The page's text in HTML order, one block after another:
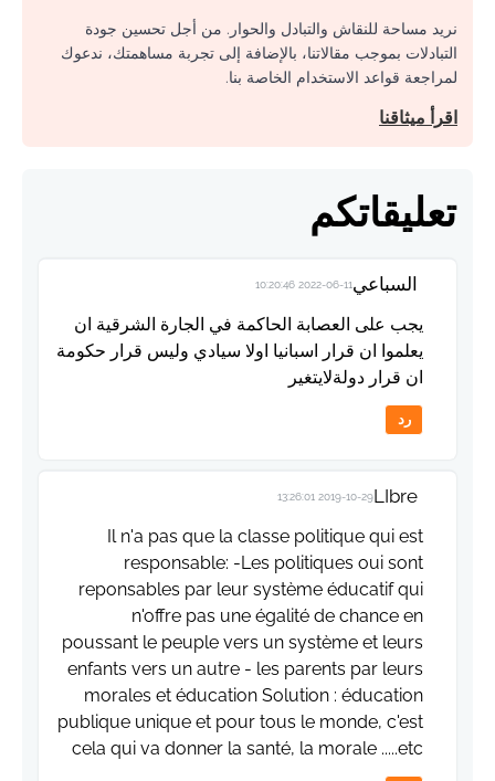
نريد مساحة للنقاش والتبادل والحوار. من أجل تحسين جودة
التبادلات بموجب مقالاتنا، بالإضافة إلى تجربة مساهمتك، ندعوك
لمراجعة قواعد الاستخدام الخاصة بنا.
اقرأ ميثاقنا
تعليقاتكم
السباعي2022-06-11 10:20:46
يجب على العصابة الحاكمة في الجارة الشرقية ان
يعلموا ان قرار اسبانيا اولا سيادي وليس قرار حكومة
ان قرار دولةلايتغير
رد
LIbre
2019-10-29 13:26:01
Il n'a pas que la classe politique qui est
responsable: -Les politiques oui sont
reponsables par leur système éducatif qui
n'offre pas une égalité de chance en
poussant le peuple vers un système et leurs
enfants vers un autre - les parents par leurs
morales et éducation Solution : éducation
publique unique et pour tous le monde, c'est
cela qui va donner la santé, la morale .....etc